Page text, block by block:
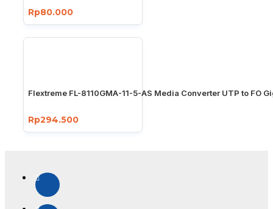
Rp80.000
Flextreme FL-8110GMA-11-5-AS Media Converter UTP to FO
Rp294.500